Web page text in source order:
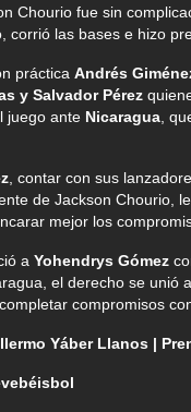
Chourio fue sin
corrió las bases e hizo
práctica Andrés
y Salvador Pérez
juego ante Nicaragua ,
, contar con sus
de Jackson Chourio,
mejor los
a Yohendrys Gómez
el derecho se unió
completar compromisos
Yáber Llanos |